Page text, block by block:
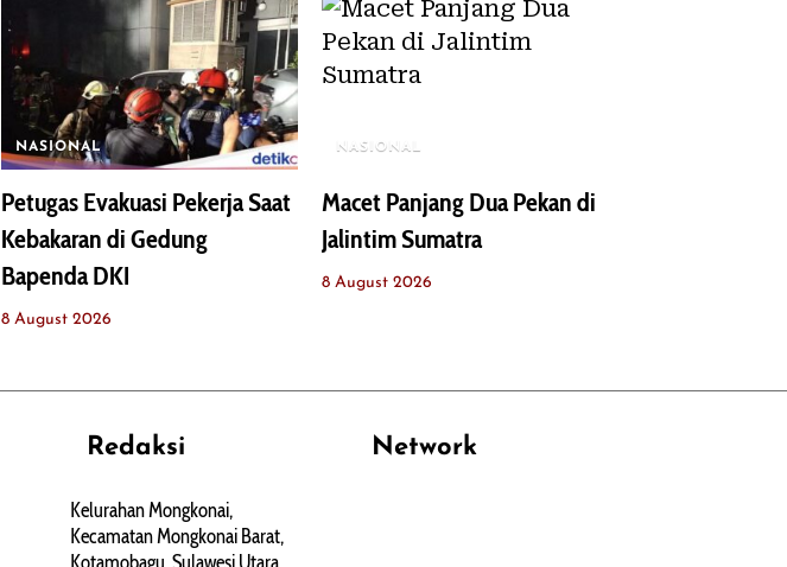
NASIONAL
Petugas Evakuasi Pekerja Saat
Kebakaran di Gedung
Bapenda DKI
8 August 2026
NASIONAL
Macet Panjang Dua Pekan di
Jalintim Sumatra
8 August 2026
Redaksi
Kelurahan Mongkonai,
Kecamatan Mongkonai Barat,
Network